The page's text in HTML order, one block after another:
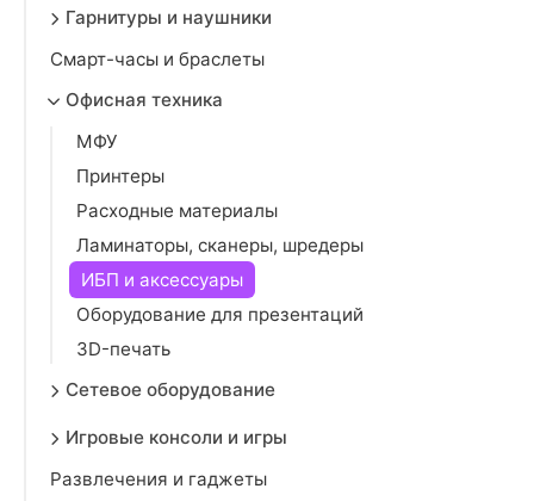
Гарнитуры и наушники
Смарт-часы и браслеты
Офисная техника
МФУ
Принтеры
Расходные материалы
Ламинаторы, сканеры, шредеры
ИБП и аксессуары
Оборудование для презентаций
3D-печать
Сетевое оборудование
Игровые консоли и игры
Развлечения и гаджеты